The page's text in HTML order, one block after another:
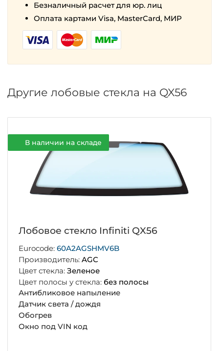
Безналичный расчет для юр. лиц
Оплата картами Visa, MasterCard, МИР
Другие лобовые стекла на QX56
В наличии на складе
Лобовое стекло Infiniti QX56
Eurocode:60A2AGSHMV6B
Производитель:AGC
Цвет стекла:Зеленое
Цвет полосы у стекла: без полосы
Антибликовое напыление
Датчик света / дождя
Обогрев
Окно под VIN код